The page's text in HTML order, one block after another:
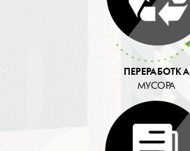
ПЕРЕРАБОТКА
МУСОРА